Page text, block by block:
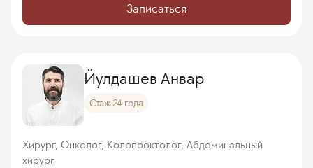
Записаться
Йулдашев Анвар
Стаж 24 года
Хирург, Онколог, Колопроктолог, Абдоминальный
хирург